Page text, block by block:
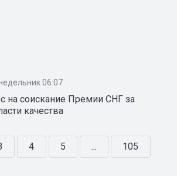
06:07
на соискание Премии СНГ за
качества
4 5 ...
105